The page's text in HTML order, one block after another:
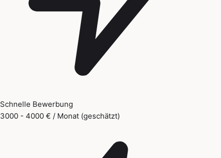
Schnelle Bewerbung
3000 - 4000 € / Monat (geschätzt)